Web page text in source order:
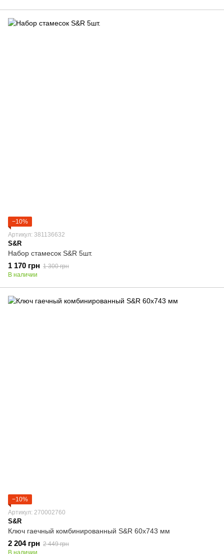
−10%
Артикул: 381136632
S&R
Набор стамесок S&R 5шт.
1 170 грн 1 300 грн
В наличии
−10%
Артикул: 270002760
S&R
Ключ гаечный комбинированный S&R 60х743 мм
2 204 грн 2 449 грн
В наличии